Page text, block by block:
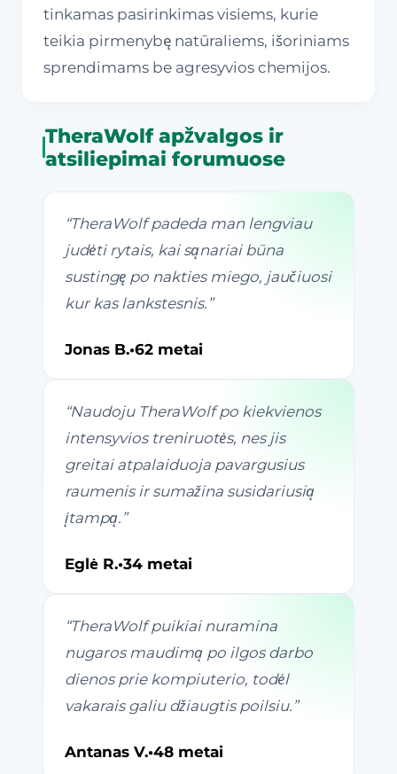
tinkamas pasirinkimas visiems, kurie
teikia pirmenybę natūraliems, išoriniams
sprendimams be agresyvios chemijos.
TheraWolf apžvalgos ir
atsiliepimai forumuose
“TheraWolf padeda man lengviau
judėti rytais, kai sąnariai būna
sustingę po nakties miego, jaučiuosi
kur kas lankstesnis. ”
Jonas B.•62 metai
“Naudoju TheraWolf po kiekvienos
intensyvios treniruotės, nes jis
greitai atpalaiduoja pavargusius
raumenis ir sumažina susidariusią
įtampą. ”
Eglė R.•34 metai
“TheraWolf puikiai nuramina
nugaros maudimą po ilgos darbo
dienos prie kompiuterio, todėl
vakarais galiu džiaugtis poilsiu. ”
Antanas V.•48 metai